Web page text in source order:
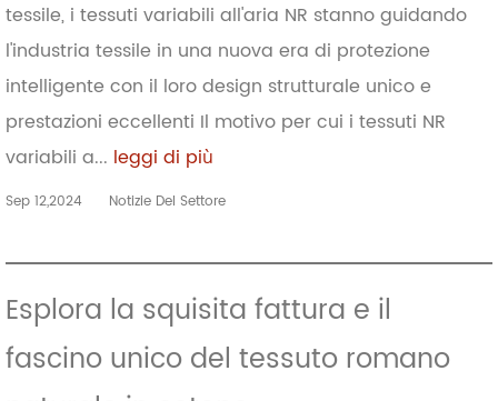
tessile, i tessuti variabili all'aria NR stanno guidando
l'industria tessile in una nuova era di protezione
intelligente con il loro design strutturale unico e
prestazioni eccellenti Il motivo per cui i tessuti NR
variabili a... leggi di più
Sep 12,2024 Notizie Del Settore
Esplora la squisita fattura e il
fascino unico del tessuto romano